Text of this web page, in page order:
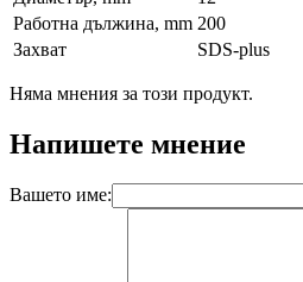
Работна дължина, mm 200
Захват
SDS-plus
Няма мнения за този продукт.
Напишете мнение
Вашето име: